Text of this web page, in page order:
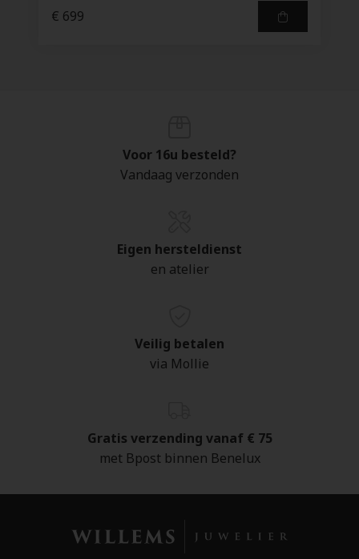
€ 699
Voor 16u besteld?
Vandaag verzonden
Eigen hersteldienst
en atelier
Veilig betalen
via Mollie
Gratis verzending vanaf € 75
met Bpost binnen Benelux